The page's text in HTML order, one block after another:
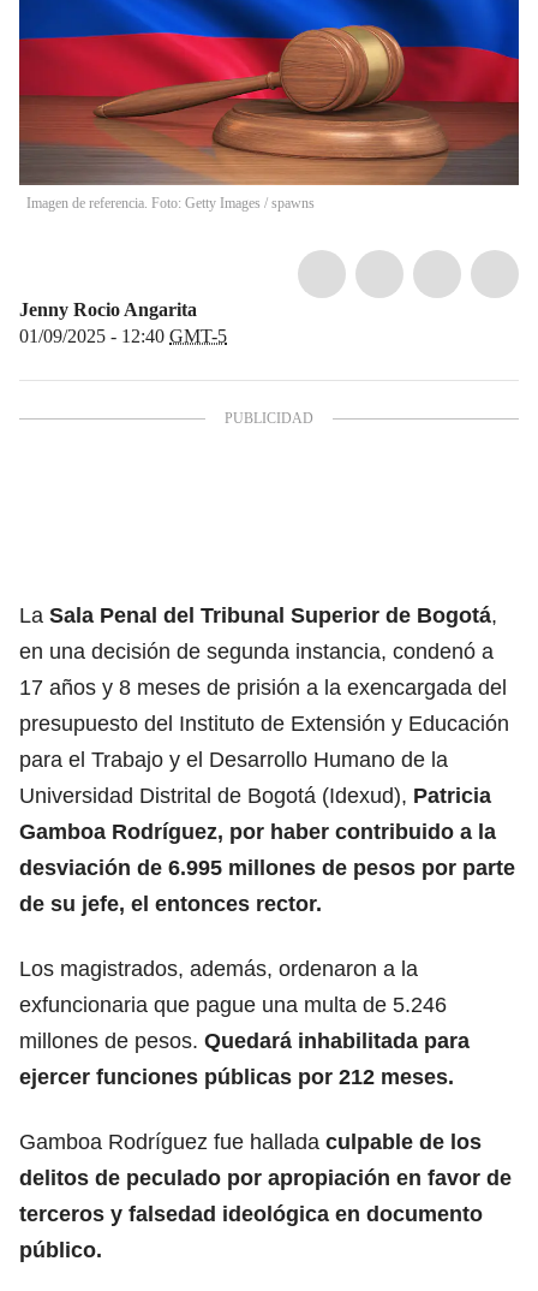
Imagen de referencia. Foto: Getty Images / spawns
Jenny Rocio Angarita
01/09/2025 - 12:40 GMT-5
La Sala Penal del Tribunal Superior de Bogotá,
en una decisión de segunda instancia, condenó a
17 años y 8 meses de prisión a la exencargada del
presupuesto del Instituto de Extensión y Educación
para el Trabajo y el Desarrollo Humano de la
Universidad Distrital de Bogotá (Idexud), Patricia
Gamboa Rodríguez, por haber contribuido a la
desviación de 6.995 millones de pesos por parte
de su jefe, el entonces rector.
Los magistrados, además, ordenaron a la
exfuncionaria que pague una multa de 5.246
millones de pesos. Quedará inhabilitada para
ejercer funciones públicas por 212 meses.
Gamboa Rodríguez fue hallada culpable de los
delitos de peculado por apropiación en favor de
terceros y falsedad ideológica en documento
público.